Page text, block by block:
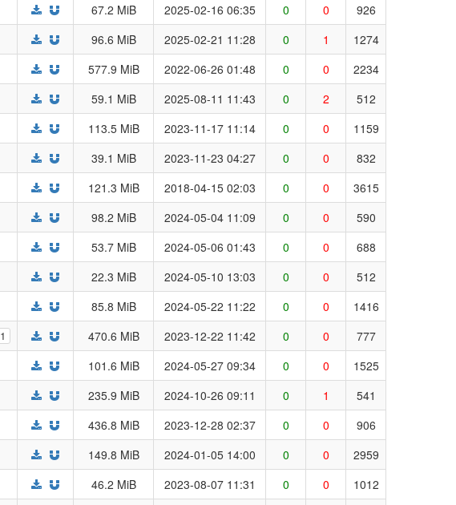
67.2 MiB 2025-02-16 06:35 0 0
926
96.6 MiB 2025-02-21 11:28 0 1
1274
577.9 MiB 2022-06-26 01:48 0 0
2234
59.1 MiB 2025-08-11 11:43 0 2
512
113.5 MiB 2023-11-17 11:14 0 0
1159
39.1 MiB 2023-11-23 04:27 0 0
832
121.3 MiB 2018-04-15 02:03 0 0
3615
98.2 MiB 2024-05-04 11:09 0 0
590
53.7 MiB 2024-05-06 01:43 0 0
688
22.3 MiB 2024-05-10 13:03 0 0
512
85.8 MiB 2024-05-22 11:22 0 0 1416
1 470.6 MiB 2023-12-22 11:42 0 0
777
101.6 MiB 2024-05-27 09:34 0 0
1525
235.9 MiB 2024-10-26 09:11 0 1
541
436.8 MiB 2023-12-28 02:37 0 0
906
149.8 MiB 2024-01-05 14:00 0 0
2959
46.2 MiB 2023-08-07 11:31 0 0
1012